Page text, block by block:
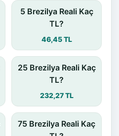
5 Brezilya Reali Kaç
TL?
46,45 TL
25 Brezilya Reali Kaç
TL?
232,27 TL
75 Brezilya Reali Kaç